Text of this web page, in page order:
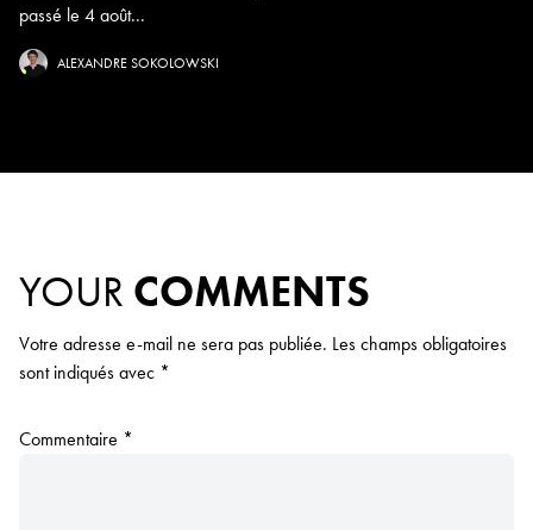
passé le 4 août...
ALEXANDRE SOKOLOWSKI
YOUR COMMENTS
Votre adresse e-mail ne sera pas publiée. Les champs obligatoires
sont indiqués avec *
Commentaire *